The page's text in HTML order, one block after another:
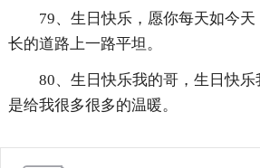
79、生日快乐，愿你每天如今
长的道路上一路平坦。
80、生日快乐我的哥，生日快
是给我很多很多的温暖。